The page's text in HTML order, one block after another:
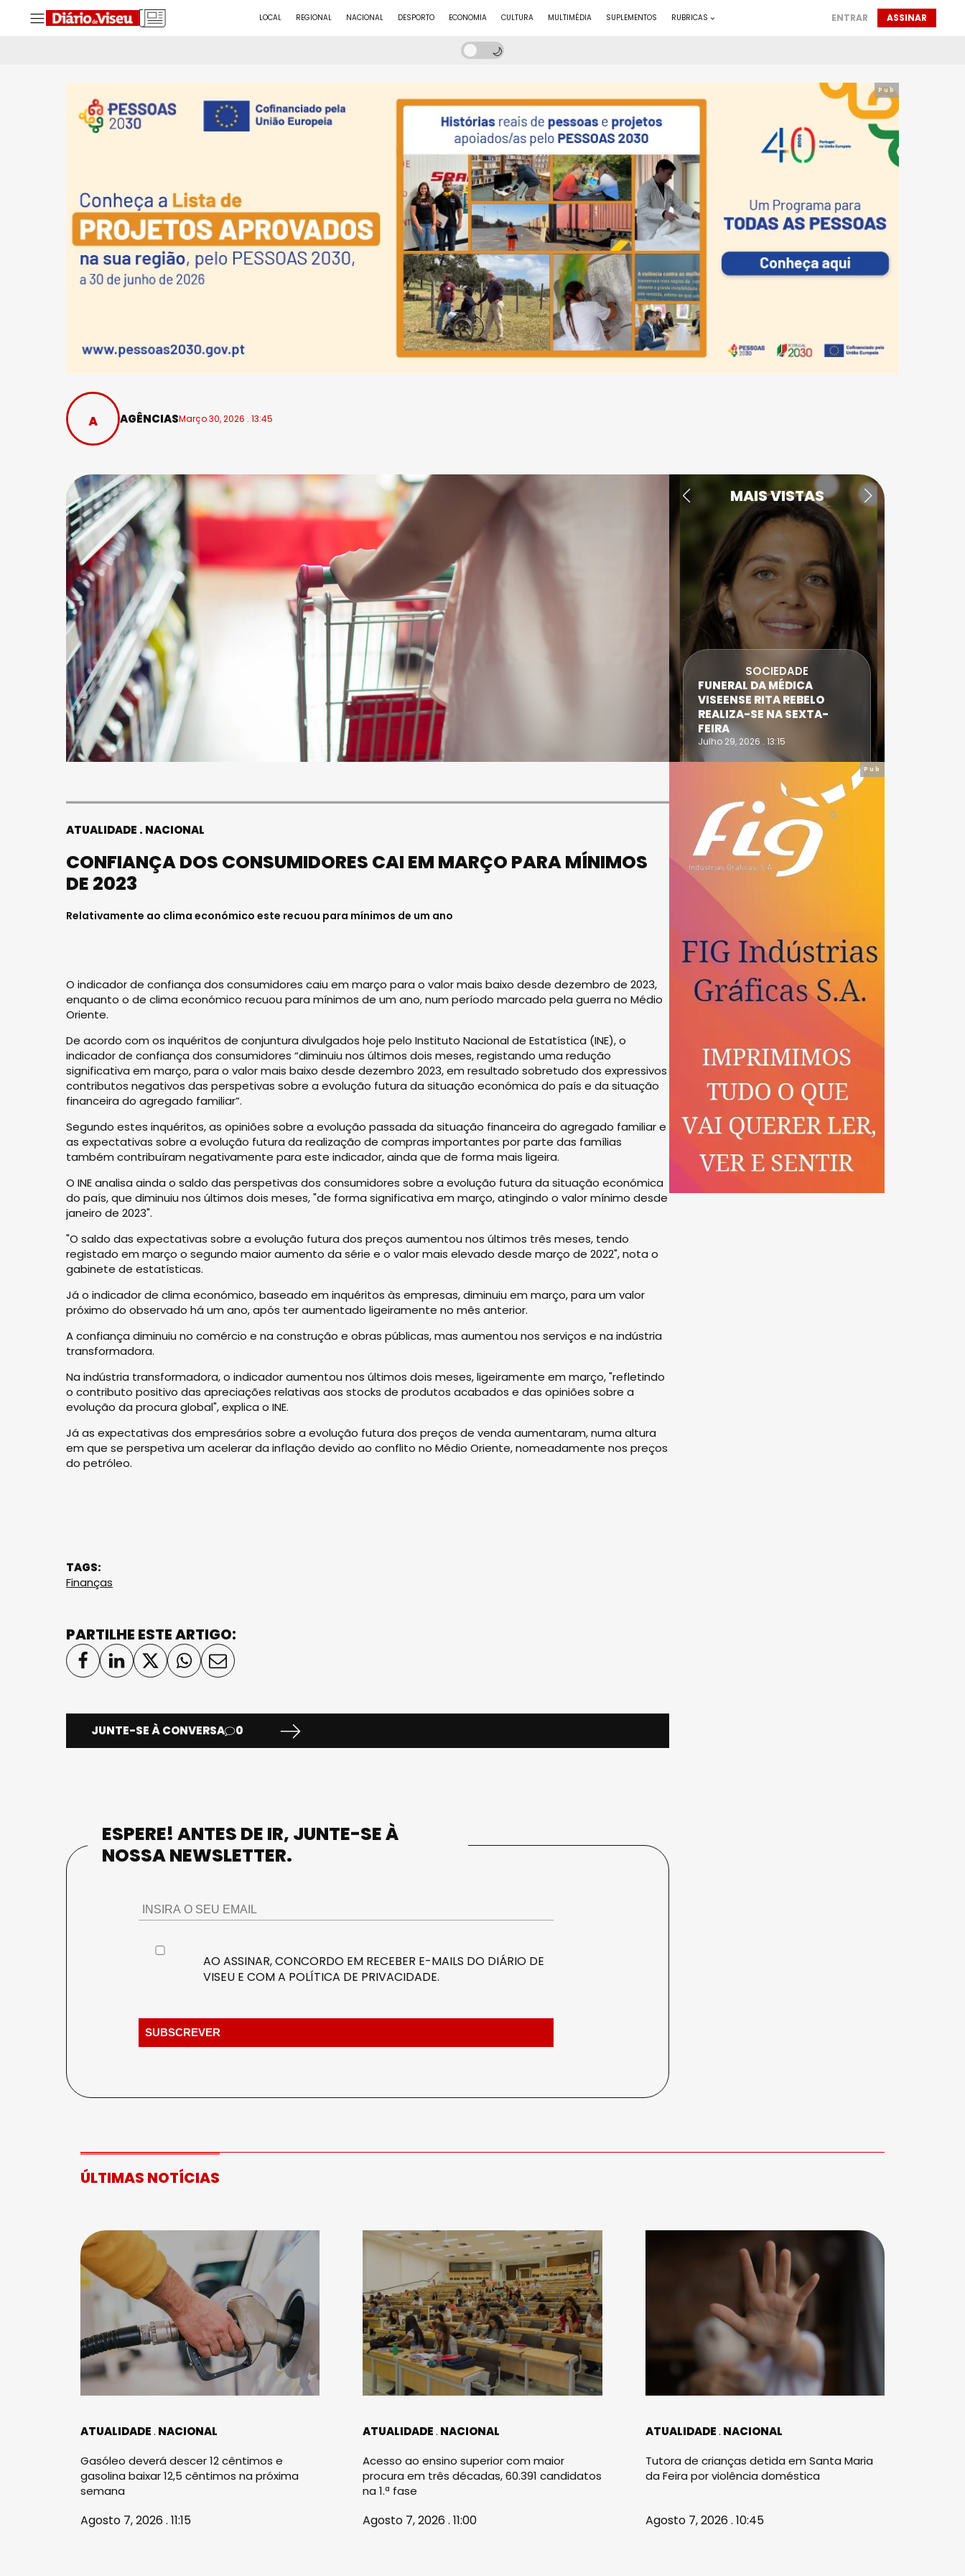
LOCAL REGIONAL NACIONAL DESPORTO ECONOMIA CULTURA MULTIMÉDIA SUPLEMENTOS RUBRICAS ENTRAR ASSINAR
Pub
AGÊNCIASMarço 30, 2026 . 13:45
ATUALIDADE NACIONAL
CONFIANÇA DOS CONSUMIDORES CAI EM MARÇO PARA MÍNIMOS
DE 2023
Relativamente ao clima económico este recuou para mínimos de um ano
O indicador de confiança dos consumidores caiu em março para o valor mais baixo desde dezembro de 2023,
enquanto o de clima económico recuou para mínimos de um ano, num período marcado pela guerra no Médio
Oriente.
De acordo com os inquéritos de conjuntura divulgados hoje pelo Instituto Nacional de Estatística (INE), o
indicador de confiança dos consumidores “diminuiu nos últimos dois meses, registando uma redução
significativa em março, para o valor mais baixo desde dezembro 2023, em resultado sobretudo dos expressivos
contributos negativos das perspetivas sobre a evolução futura da situação económica do país e da situação
financeira do agregado familiar”.
Segundo estes inquéritos, as opiniões sobre a evolução passada da situação financeira do agregado familiar e
as expectativas sobre a evolução futura da realização de compras importantes por parte das famílias
também contribuíram negativamente para este indicador, ainda que de forma mais ligeira.
O INE analisa ainda o saldo das perspetivas dos consumidores sobre a evolução futura da situação económica
do país, que diminuiu nos últimos dois meses, "de forma significativa em março, atingindo o valor mínimo desde
janeiro de 2023".
"O saldo das expectativas sobre a evolução futura dos preços aumentou nos últimos três meses, tendo
registado em março o segundo maior aumento da série e o valor mais elevado desde março de 2022", nota o
gabinete de estatísticas.
Já o indicador de clima económico, baseado em inquéritos às empresas, diminuiu em março, para um valor
próximo do observado há um ano, após ter aumentado ligeiramente no mês anterior.
A confiança diminuiu no comércio e na construção e obras públicas, mas aumentou nos serviços e na indústria
transformadora.
Na indústria transformadora, o indicador aumentou nos últimos dois meses, ligeiramente em março, "refletindo
o contributo positivo das apreciações relativas aos stocks de produtos acabados e das opiniões sobre a
evolução da procura global", explica o INE.
Já as expectativas dos empresários sobre a evolução futura dos preços de venda aumentaram, numa altura
em que se perspetiva um acelerar da inflação devido ao conflito no Médio Oriente, nomeadamente nos preços
do petróleo.
TAGS:
Finanças
PARTILHE ESTE ARTIGO:
JUNTE-SE À CONVERSA 0
ESPERE! ANTES DE IR, JUNTE-SE À
NOSSA NEWSLETTER.
AO ASSINAR, CONCORDO EM RECEBER E-MAILS DO DIÁRIO DE
VISEU E COM A POLÍTICA DE PRIVACIDADE.
MAIS VISTAS
SOCIEDADE
FUNERAL DA MÉDICA
VISEENSE RITA REBELO
REALIZA-SE NA SEXTA-
FEIRA
Julho 29, 2026 . 13:15
Pub
ÚLTIMAS NOTÍCIAS
ATUALIDADE NACIONAL
Gasóleo deverá descer 12 cêntimos e
gasolina baixar 12,5 cêntimos na próxima
semana
Agosto 7, 2026 . 11:15
ATUALIDADE NACIONAL
Acesso ao ensino superior com maior
procura em três décadas, 60.391 candidatos
na 1.ª fase
Agosto 7, 2026 . 11:00
ATUALIDADE NACIONAL
Tutora de crianças detida em Santa Maria
da Feira por violência doméstica
Agosto 7, 2026 . 10:45